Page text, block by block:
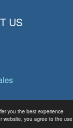
you the best experience
website, you agree to the use
US
Data